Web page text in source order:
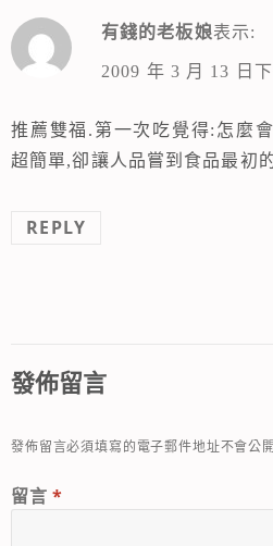
有錢的老板娘表示:
2009 年 3 月 13 日
推薦雙福.第一次吃覺得:怎麼
超簡單,卻讓人品嘗到食品最初
REPLY
發佈留言
發佈留言必須填寫的電子郵件地址不會公
留言 *